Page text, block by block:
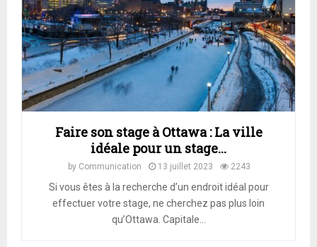
M
A
R
Faire son stage à Ottawa : La ville
idéale pour un stage...
by Communication 13 juillet 2023 2243
Si vous êtes à la recherche d’un endroit idéal pour
effectuer votre stage, ne cherchez pas plus loin
qu’Ottawa. Capitale...